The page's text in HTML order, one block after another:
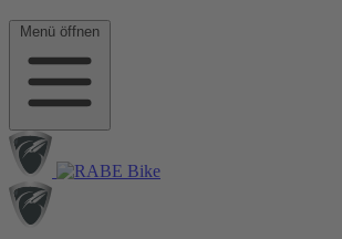
Menü öffnen